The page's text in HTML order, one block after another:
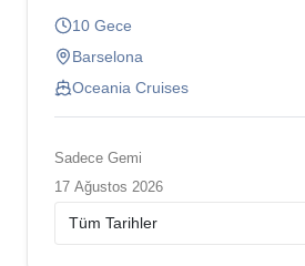
10 Gece
Barselona
Oceania Cruises
Sadece Gemi
17 Ağustos 2026